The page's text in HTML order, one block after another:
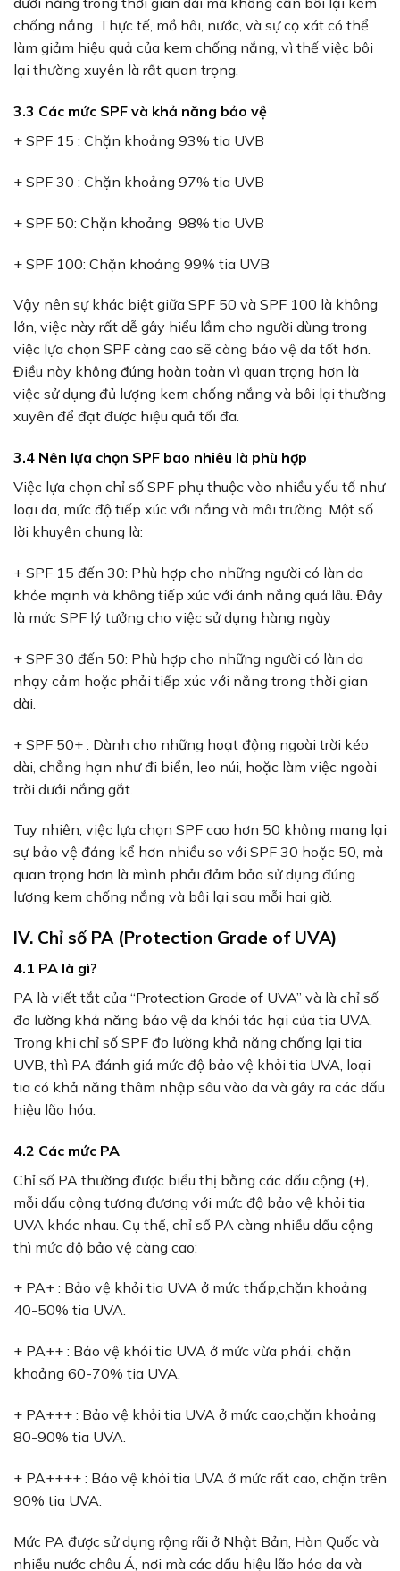
chống nắng. Thực tế, mồ hôi, nước, và sự cọ xát có thể
làm giảm hiệu quả của kem chống nắng, vì thế việc bôi
lại thường xuyên là rất quan trọng.
3.3 Các mức SPF và khả năng bảo vệ
+ SPF 15 : Chặn khoảng 93% tia UVB
+ SPF 30 : Chặn khoảng 97% tia UVB
+ SPF 50: Chặn khoảng 98% tia UVB
+ SPF 100: Chặn khoảng 99% tia UVB
Vậy nên sự khác biệt giữa SPF 50 và SPF 100 là không
lớn, việc này rất dễ gây hiểu lầm cho người dùng trong
việc lựa chọn SPF càng cao sẽ càng bảo vệ da tốt hơn.
Điều này không đúng hoàn toàn vì quan trọng hơn là
việc sử dụng đủ lượng kem chống nắng và bôi lại thường
xuyên để đạt được hiệu quả tối đa.
3.4 Nên lựa chọn SPF bao nhiêu là phù hợp
Việc lựa chọn chỉ số SPF phụ thuộc vào nhiều yếu tố như
loại da, mức độ tiếp xúc với nắng và môi trường. Một số
lời khuyên chung là:
+ SPF 15 đến 30: Phù hợp cho những người có làn da
khỏe mạnh và không tiếp xúc với ánh nắng quá lâu. Đây
là mức SPF lý tưởng cho việc sử dụng hàng ngày
+ SPF 30 đến 50: Phù hợp cho những người có làn da
nhạy cảm hoặc phải tiếp xúc với nắng trong thời gian
dài.
+ SPF 50+ : Dành cho những hoạt động ngoài trời kéo
dài, chẳng hạn như đi biển, leo núi, hoặc làm việc ngoài
trời dưới nắng gắt.
Tuy nhiên, việc lựa chọn SPF cao hơn 50 không mang lại
sự bảo vệ đáng kể hơn nhiều so với SPF 30 hoặc 50, mà
quan trọng hơn là mình phải đảm bảo sử dụng đúng
lượng kem chống nắng và bôi lại sau mỗi hai giờ.
IV. Chỉ số PA (Protection Grade of UVA)
4.1 PA là gì?
PA là viết tắt của “Protection Grade of UVA” và là chỉ số
đo lường khả năng bảo vệ da khỏi tác hại của tia UVA.
Trong khi chỉ số SPF đo lường khả năng chống lại tia
UVB, thì PA đánh giá mức độ bảo vệ khỏi tia UVA, loại
tia có khả năng thâm nhập sâu vào da và gây ra các dấu
hiệu lão hóa.
4.2 Các mức PA
Chỉ số PA thường được biểu thị bằng các dấu cộng (+),
mỗi dấu cộng tương đương với mức độ bảo vệ khỏi tia
UVA khác nhau. Cụ thể, chỉ số PA càng nhiều dấu cộng
thì mức độ bảo vệ càng cao:
+ PA+ : Bảo vệ khỏi tia UVA ở mức thấp,chặn khoảng
40-50% tia UVA.
+ PA++ : Bảo vệ khỏi tia UVA ở mức vừa phải, chặn
khoảng 60-70% tia UVA.
+ PA+++ : Bảo vệ khỏi tia UVA ở mức cao,chặn khoảng
80-90% tia UVA.
+ PA++++ : Bảo vệ khỏi tia UVA ở mức rất cao, chặn trên
90% tia UVA.
Mức PA được sử dụng rộng rãi ở Nhật Bản, Hàn Quốc và
nhiều nước châu Á, nơi mà các dấu hiệu lão hóa da và